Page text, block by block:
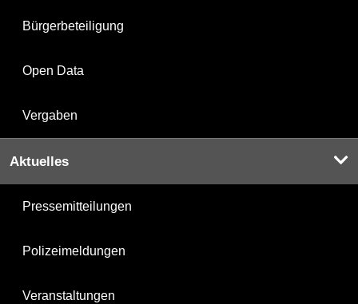
Bürgerbeteiligung
Open Data
Vergaben
Aktuelles
Pressemitteilungen
Polizeimeldungen
Veranstaltungen